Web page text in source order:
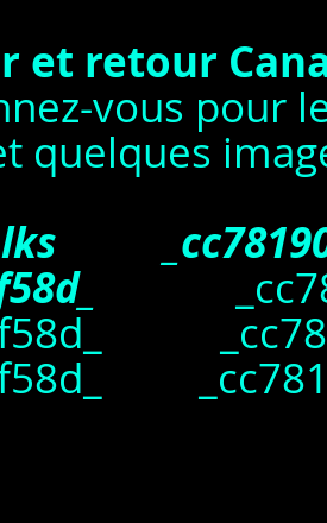
et retour
vous pour
quelques